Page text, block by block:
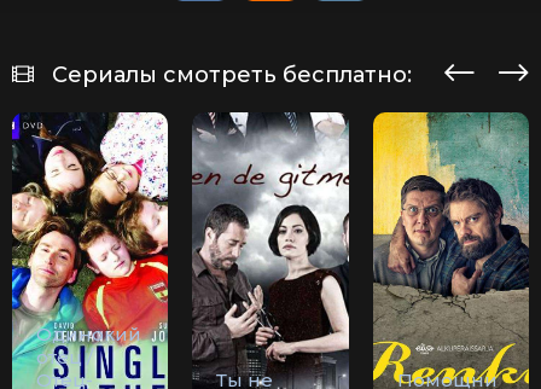
Сериалы смотреть бесплатно:
Одинокий
отец /
Отец-
Ты не
Помощни